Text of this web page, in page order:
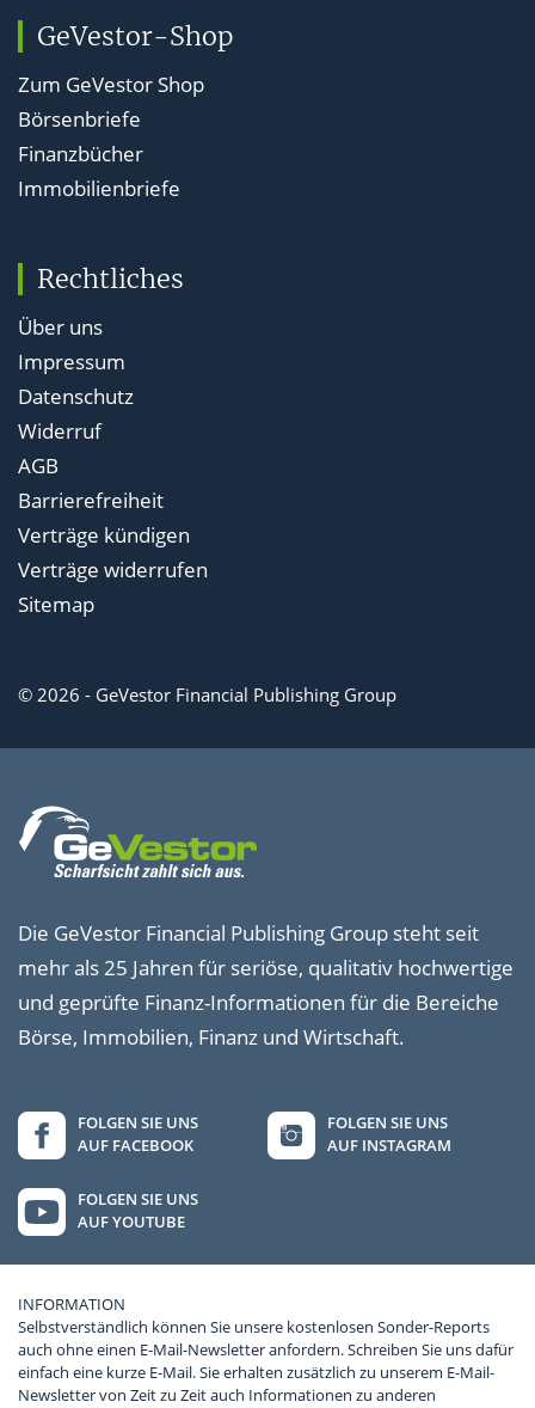
GeVestor-Shop
Zum GeVestor Shop
Börsenbriefe
Finanzbücher
Immobilienbriefe
Rechtliches
Über uns
Impressum
Datenschutz
Widerruf
AGB
Barrierefreiheit
Verträge kündigen
Verträge widerrufen
Sitemap
© 2026 - GeVestor Financial Publishing Group
Die GeVestor Financial Publishing Group steht seit
mehr als 25 Jahren für seriöse, qualitativ hochwertige
und geprüfte Finanz-Informationen für die Bereiche
Börse, Immobilien, Finanz und Wirtschaft.
FOLGEN SIE UNS
AUF FACEBOOK
FOLGEN SIE UNS
AUF INSTAGRAM
FOLGEN SIE UNS
AUF YOUTUBE
INFORMATION
Selbstverständlich können Sie unsere kostenlosen Sonder-Reports
auch ohne einen E-Mail-Newsletter anfordern. Schreiben Sie uns dafür
einfach eine kurze E-Mail. Sie erhalten zusätzlich zu unserem E-Mail-
Newsletter von Zeit zu Zeit auch Informationen zu anderen